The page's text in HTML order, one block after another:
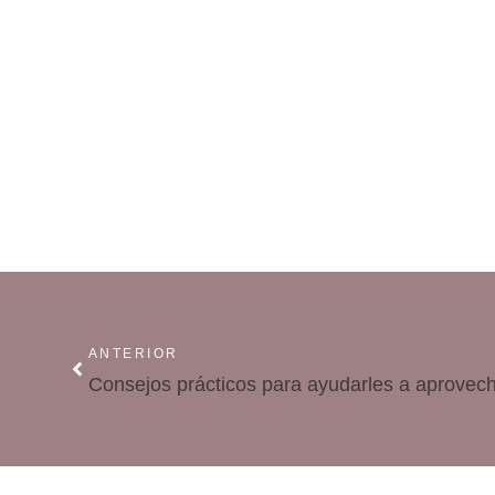
ANTERIOR
Consejos prácticos para ayudarles a